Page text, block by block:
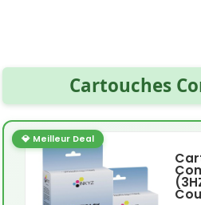
Cartouches
💎 Meilleur Deal